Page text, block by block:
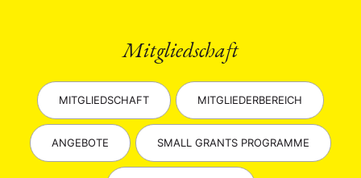
Mitgliedschaft
MITGLIEDSCHAFT MITGLIEDERBEREICH
ANGEBOTE SMALL GRANTS PROGRAMME